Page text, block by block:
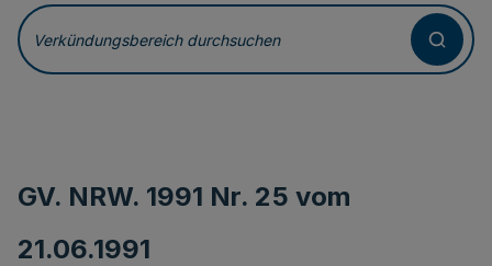
Verkündungsbereich durchsuchen
GV. NRW. 1991 Nr. 25 vom
21.06.1991